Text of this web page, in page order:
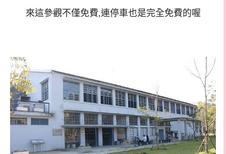
來這參觀不僅免費,連停車也是完全免費的喔